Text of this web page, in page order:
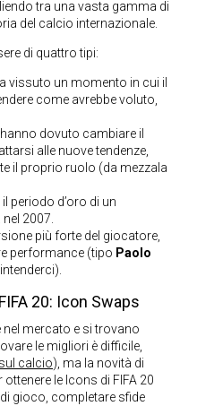
tra una vasta gamma di
del calcio internazionale.
di quattro tipi:
vissuto un momento in cui il
come avrebbe voluto,
dovuto cambiare il
alle nuove tendenze,
il proprio ruolo (da mezzala
periodo d’oro di un
2007.
più forte del giocatore,
performance (tipo Paolo
20: Icon Swaps
mercato e si trovano
le migliori è difficile,
calcio), ma la novità di
ottenere le Icons di FIFA 20
gioco, completare sfide